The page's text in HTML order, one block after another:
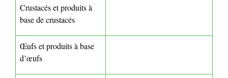
Crustacés et produits à
base de crustacés
Œufs et produits à base
d’œufs